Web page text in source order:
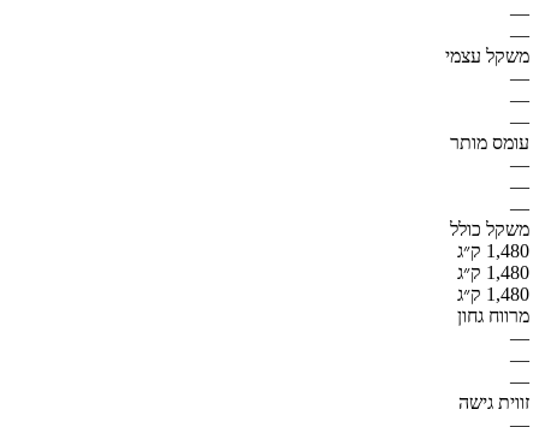
—
—
משקל עצמי
—
—
—
עומס מותר
—
—
—
משקל כולל
1,480 ק״ג
1,480 ק״ג
1,480 ק״ג
מרווח גחון
—
—
—
זווית גישה